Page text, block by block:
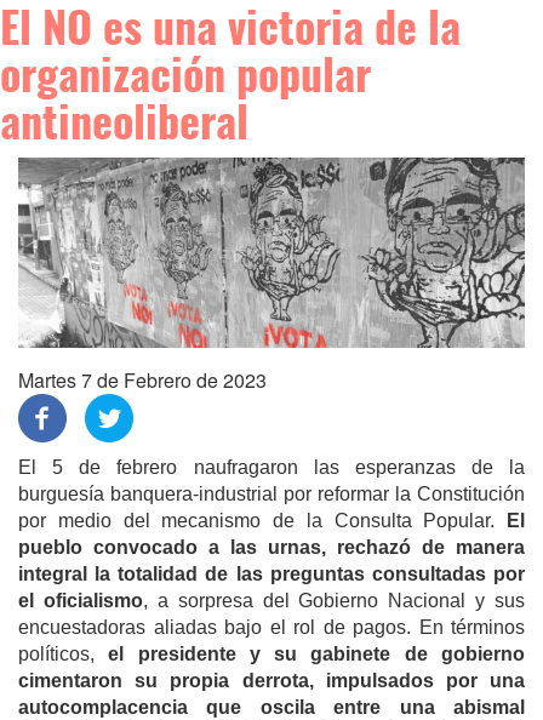
El NO es una victoria de la
organización popular
antineoliberal
Martes 7 de Febrero de 2023
El 5 de febrero naufragaron las esperanzas de la
burguesía banquera-industrial por reformar la Constitución
por medio del mecanismo de la Consulta Popular.
El
pueblo convocado a las urnas, rechazó de manera
integral la totalidad de las preguntas consultadas por
el oficialismo, a sorpresa del Gobierno Nacional y sus
encuestadoras aliadas bajo el rol de pagos. En términos
políticos,el presidente y su gabinete de gobierno
cimentaron su propia derrota, impulsados por una
autocomplacencia que oscila entre una abismal